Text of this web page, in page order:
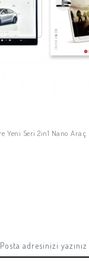
SEPETE EKLE
Yeni Seri 2in1 Nano